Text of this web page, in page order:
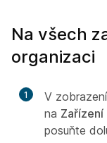
Na všech
organizaci
1
V
na Zařízení
posuňte